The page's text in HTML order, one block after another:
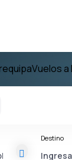
Vuelos a
Destino